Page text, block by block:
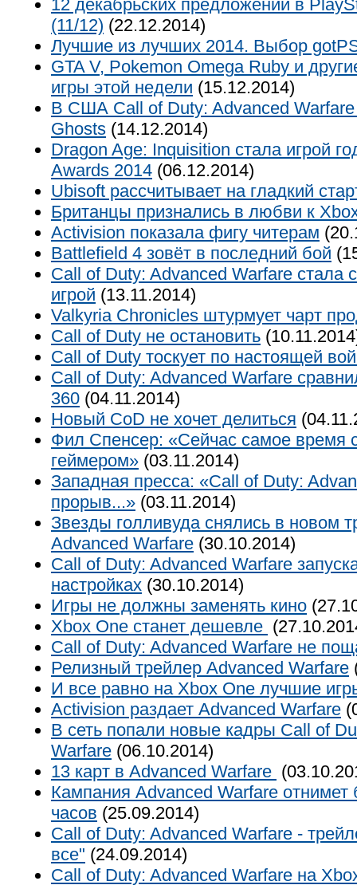
12 декабрьских предложений в
(11/12) (22.12.2014)
Лучшие из лучших 2014. Выбор
GTA V, Pokemon Omega Ruby и
игры этой недели (15.12.2014)
В США Call of Duty: Advanced Warfare
Ghosts (14.12.2014)
Dragon Age: Inquisition стала игрой
Awards 2014 (06.12.2014)
Ubisoft рассчитывает на гладкий
Британцы признались в любви к
Activision показала фигу читерам
Battlefield 4 зовёт в последний бой
Call of Duty: Advanced Warfare стала
игрой (13.11.2014)
Valkyria Chronicles штурмует чарт
Call of Duty не остановить
Call of Duty тоскует по настоящей
Call of Duty: Advanced Warfare
360 (04.11.2014)
Новый CoD не хочет делиться
Фил Спенсер: «Сейчас самое время
геймером» (03.11.2014)
Западная пресса: «Call of Duty:
прорыв...» (03.11.2014)
Звезды голливуда снялись в новом
Advanced Warfare (30.10.2014)
Call of Duty: Advanced Warfare
настройках (30.10.2014)
Игры не должны заменять кино
Xbox One станет дешевле
Call of Duty: Advanced Warfare не
Релизный трейлер Advanced Warfare
И все равно на Xbox One лучшие
Activision раздает Advanced Warfare
В сеть попали новые кадры Call of
Warfare (06.10.2014)
13 карт в Advanced Warfare
Кампания Advanced Warfare
часов (25.09.2014)
Call of Duty: Advanced Warfare -
все" (24.09.2014)
Call of Duty: Advanced Warfare на